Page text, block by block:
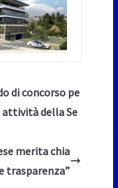
di concorso pe
della Se
merita chia
trasparenza”